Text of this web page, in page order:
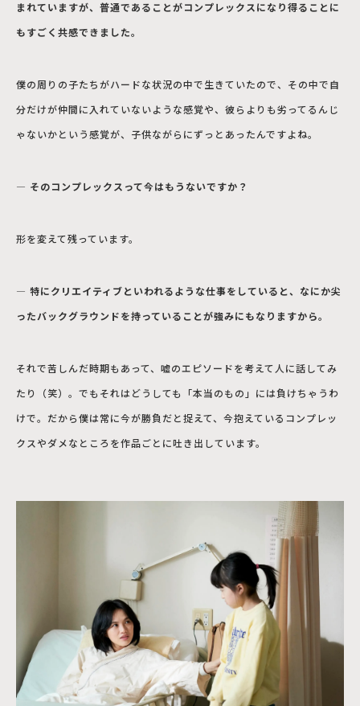
まれていますが、普通であることがコンプレックスになり得ることに
もすごく共感できました。
僕の周りの子たちがハードな状況の中で生きていたので、その中で自
分だけが仲間に入れていないような感覚や、彼らよりも劣ってるんじ
ゃないかという感覚が、子供ながらにずっとあったんですよね。
― そのコンプレックスって今はもうないですか？
形を変えて残っています。
― 特にクリエイティブといわれるような仕事をしていると、なにか尖
ったバックグラウンドを持っていることが強みにもなりますから。
それで苦しんだ時期もあって、嘘のエピソードを考えて人に話してみ
たり（笑）。でもそれはどうしても「本当のもの」には負けちゃうわ
けで。だから僕は常に今が勝負だと捉えて、今抱えているコンプレッ
クスやダメなところを作品ごとに吐き出しています。